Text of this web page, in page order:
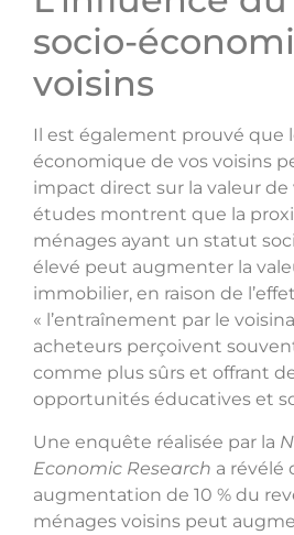
socio-
voisins
Il est également prouvé que
économique de vos voisins
impact direct sur la valeur de
études montrent que la
ménages ayant un statut
élevé peut augmenter la
immobilier, en raison de
« l’entraînement par le
acheteurs perçoivent
comme plus sûrs et offrant
opportunités éducatives et
Une enquête réalisée par la
Economic Research a révélé
augmentation de 10 % du
ménages voisins peut